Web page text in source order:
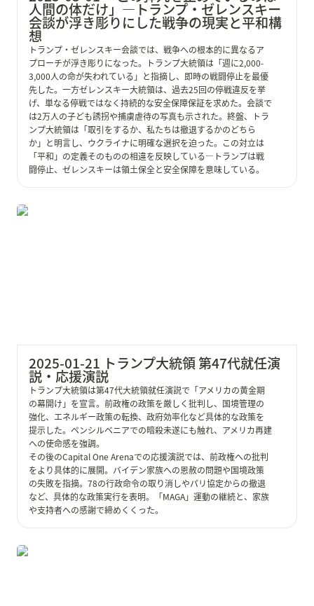
人間の体だけ」—トランプ・ゼレンスキー
会談が浮き彫りにした戦争の現実と平和構
想
トランプ・ゼレンスキー会談では、戦争への根本的に異なるア
プローチが浮き彫りになった。トランプ大統領は「週に2,000-
3,000人の命が失われている」と指摘し、即時の戦闘停止を最優
先した。一方ゼレンスキー大統領は、過去25回の停戦違反を挙
げ、単なる停戦ではなく持続的な安全保障保証を求めた。会談で
は2万人の子ども誘拐や捕虜虐待の写真も示された。終盤、トラ
ンプ大統領は「取引をするか、私たちは撤退するかのどちら
か」と明言し、ウクライナに明確な選択を迫った。この対立は
「平和」の定義そのものの相違を反映している—トランプは戦
闘停止、ゼレンスキーは領土保全と安全保障を意味している。
2025-01-21 トランプ大統領 第47代就任演説・応援演説
2025-01-21 トランプ大統領 第47代就任演
説・応援演説
トランプ大統領は第47代大統領就任演説で「アメリカの黄金期
の幕開け」を宣言。前政権の政策を厳しく批判し、国境管理の
強化、エネルギー政策の転換、政府効率化など具体的な政策を
提示した。ペンシルベニアでの暗殺未遂にも触れ、アメリカ再建
への使命感を強調。
その後のCapital One Arenaでの応援演説では、前政権への批判
をより具体的に展開。バイデン家族への恩赦の問題や国境政策
の失敗を指摘。78の行政命令の取り消しやパリ協定からの撤退
など、具体的な政策実行を表明。「MAGA」運動の継続と、家族
や支持者への感謝で締めくくった。
2024-11-26 政治改革に関する与野党協議 初会合レポー